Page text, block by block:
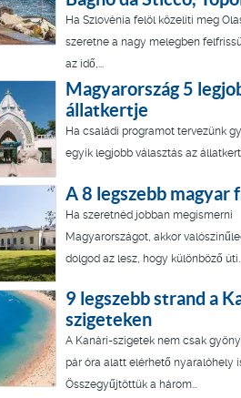
Ha Szlovénia felöl közelíti meg
szeretne a nagy melegben
az idő,...
Magyarország 5
állatkertje
Ha családi programot tervezünk
egyik legjobb választás az
A 8 legszebb magyar
Ha szeretnéd jobban megismerni
Magyarországot, akkor
dolgod az lesz, hogy különböző
9 legszebb strand a
szigeteken
A Kanári-szigetek nem csak
pár óra alatt elérhető nyaralóhely
Összegyűjtöttük a három...